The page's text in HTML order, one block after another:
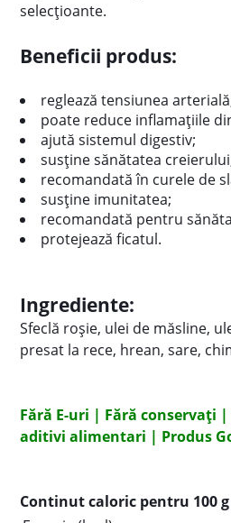
selecțioante.
Beneficii produs:
reglează tensiunea
poate reduce inflamațiile
ajută sistemul digestiv;
susține sănătatea
recomandată în curele de
susține imunitatea;
recomandată pentru
protejează ficatul.
Ingrediente:
Sfeclă roșie, ulei de măsline,
presat la rece, hrean, sare,
Fără E-uri | Fără conservați
aditivi alimentari | Produs
Continut caloric pentru 100 g